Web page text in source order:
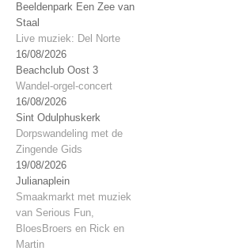
Beeldenpark Een Zee van
Staal
Live muziek: Del Norte
16/08/2026
Beachclub Oost 3
Wandel-orgel-concert
16/08/2026
Sint Odulphuskerk
Dorpswandeling met de
Zingende Gids
19/08/2026
Julianaplein
Smaakmarkt met muziek
van Serious Fun,
BloesBroers en Rick en
Martin